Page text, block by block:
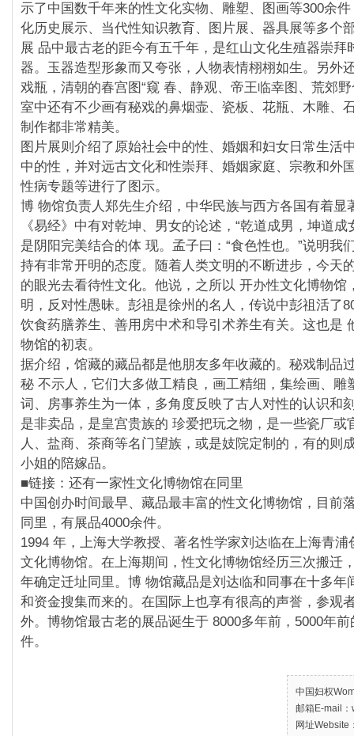
示了中国数千年来的性文化实物、雕塑、图画等300余
化历史展示、当代性知识教育、图片展、器具展等多个
展 品中最古老的距今有五千年，是红山文化生殖器崇拜
器。玉器造型形象而又夸张，人物表情栩栩如生。另外
戏瓶，清朝的春宫图“窥 春、静观、帝王临幸图、荒郊
室中还有不少画有秘戏的鼻烟壶、瓷板、花瓶、木雕、
制作都非常精美。
图片展则介绍了原始社会中的性、婚姻和妇女日常生活
中的性，并对远古文化和性崇拜、婚姻家庭、宗教和外
性病专题等进行了图示。
博 物馆负责人郑先生介绍，中华民族与西方各国有着显
《易经》中有对乾坤、男女的论述，“乾道成男，坤道成
是阴阳完美结合的体 现。孟子曰：“食色性也。”说明我
持有非常开明的态度。随着人类文明的不断进步，今天
的眼光去看待性文化。他说，之所以 开办性文化博物馆
明，反对性愚昧。彭祖是徐州的名人，传说中彭祖活了
饮食药膳养生、善用房中术和导引术养生有关。这也是
物馆的初衷。
据介绍，馆藏的藏品都是他朋友多年收藏的。秘戏制品
秘 不示人，它们大多做工精良，画工精细，集绘画、雕
词、房事养生为一体，多角度反映了古人对性的认识和
是非卖品，是皇宫贵族的 珍爱把玩之物，是一些瓷厂或
人、盐商、茶商等名门望族，或是妓院定制的，有的则
小姐的陪嫁品。
■链接：还有一家性文化博物馆在同里
中国创办时间最早、藏品最丰富的性文化博物馆，目前
同里，有展品4000余件。
1994 年，上海大学教授、著名性学家刘达临在上海青浦
文化博物馆。在上海期间，性文化博物馆经历三次搬迁
年确定迁址同里。博 物馆藏品是刘达临和同事在十多年
和资金搜集而来的。在国际上也享有很高的声誉，参观
外。博物馆最古老的展品诞生于 8000多年前，5000年
件。
中国妇权
邮箱E-mail
网址Website